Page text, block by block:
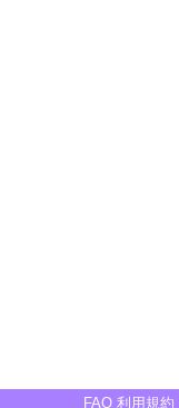
FAQ 利用規約